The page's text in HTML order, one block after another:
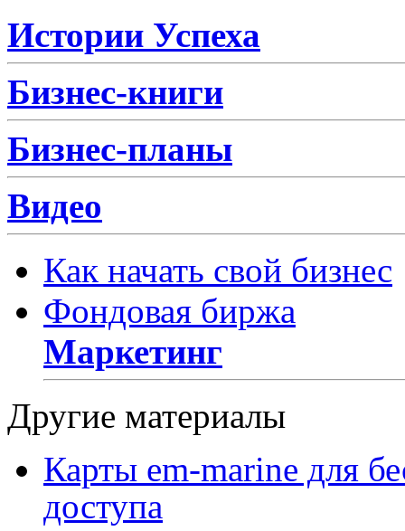
Истории Успеха
Бизнес-книги
Бизнес-планы
Видео
Как начать свой бизнес
Фондовая биржа
Маркетинг
Другие материалы
Карты em-marine для
доступа